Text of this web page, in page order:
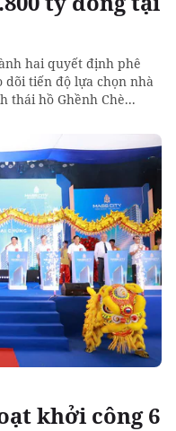
hai quyết định phê
tiến độ lựa chọn nhà
thái hồ Ghềnh Chè...
khởi công 6